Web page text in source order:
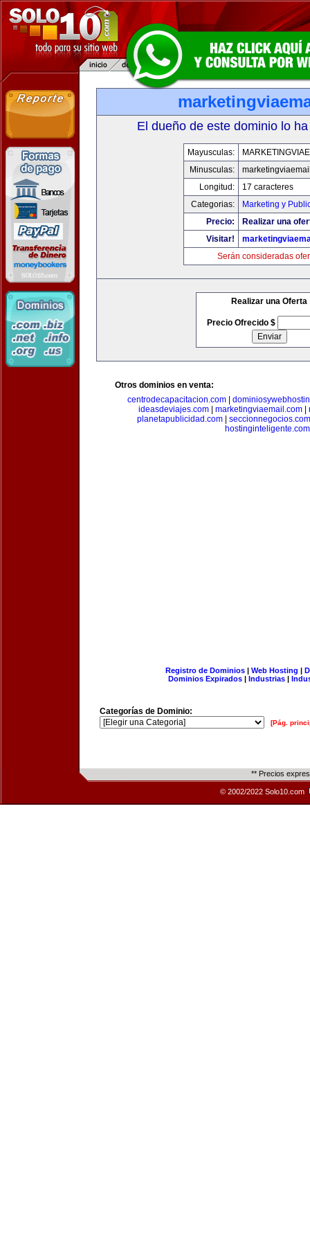
El dueño de este dominio lo
Mayusculas:
Minusculas:
Longitud:
17 caracteres
Categorias:
Marketing y
Precio:
Realizar una
Visitar!
Serán consideradas
Realizar una Oferta
Precio Ofrecido $
Otros dominios en venta:
centrodecapacitacion.com
ideasdeviajes.com| marketingviaemail.com|
planetapublicidad.com| seccionnegocios.com
hostinginteligente.com
Registro de Dominios| Web Hosting |
Dominios Expirados | Industrias |
Categorías de Dominio:
[Pág.
** Precios
© 2002/2022 Solo10.com